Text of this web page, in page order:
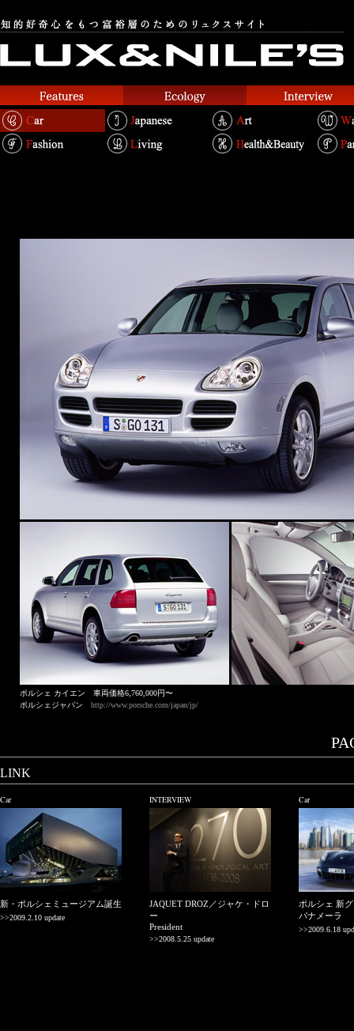
ポルシェ カイエン 車両価格6,760,000円〜
ポルシェジャパン http://www.porsche.com/japan/jp/
LINK
Car
新・ポルシェミュージアム誕生
>>2009.2.10 update
INTERVIEW
JAQUET DROZ／ジャケ・ドロ
ー
President
>>2008.5.25 update
Car
ポルシェ 新
パナメーラ
>>2009.6.18